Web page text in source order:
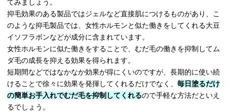
てみましょう。
抑毛効果のある製品ではジェルなど直接肌につけるものがあり、こ
のような抑毛製品では、女性ホルモンと似た働きをしてくれる大豆
イソフラボンなどが成分に含まれています。
女性ホルモンに似た働きをすることで、むだ毛の働きを抑制してム
ダ毛の成長を抑える効果を得られます。
短期間などではなかなか効果が得にくいのですが、長期的に使い続
けることで徐々に効果を発揮してくれるだけでなく、 毎日塗るだけ
の簡単お手入れでむだ毛を抑制してくれるので手軽な方法だといえ
るでしょう。